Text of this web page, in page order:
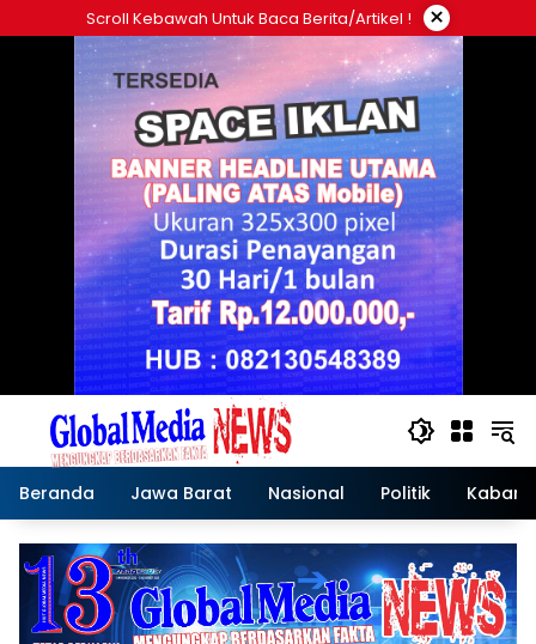
ke
Scroll Kebawah Untuk Baca Berita/artikel ! ×
Beranda Jawa Barat Nasional Politik Kabar